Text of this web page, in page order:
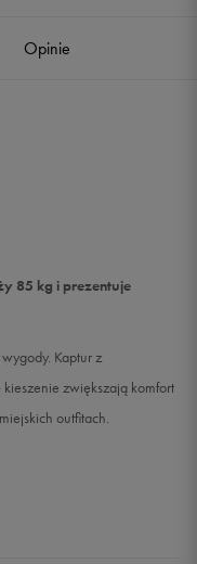
Opinie
85 kg i prezentuje
Kaptur z
zwiększają komfort
outfitach.